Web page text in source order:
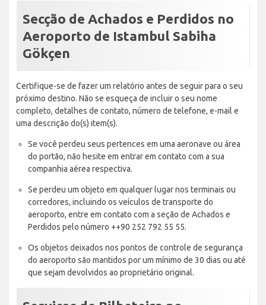
Secção de Achados e Perdidos no
Aeroporto de Istambul Sabiha
Gökçen
Certifique-se de fazer um relatório antes de seguir para o seu
próximo destino. Não se esqueça de incluir o seu nome
completo, detalhes de contato, número de telefone, e-mail e
uma descrição do(s) item(s).
Se você perdeu seus pertences em uma aeronave ou área
do portão, não hesite em entrar em contato com a sua
companhia aérea respectiva.
Se perdeu um objeto em qualquer lugar nos terminais ou
corredores, incluindo os veículos de transporte do
aeroporto, entre em contato com a seção de Achados e
Perdidos pelo número ++90 252 792 55 55.
Os objetos deixados nos pontos de controle de segurança
do aeroporto são mantidos por um mínimo de 30 dias ou até
que sejam devolvidos ao proprietário original.